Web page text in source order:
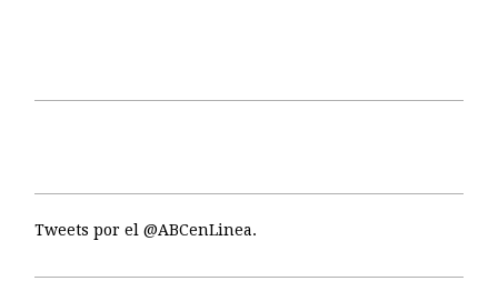
Tweets por el @ABCenLinea.